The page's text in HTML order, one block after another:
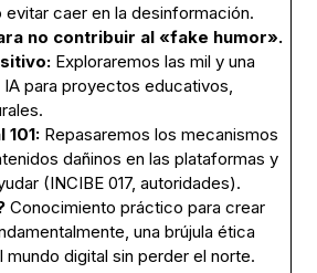
caer en la desinformación.
no contribuir al «fake humor».
Exploraremos las mil y una
para proyectos educativos,
101:Repasaremos los mecanismos
dañinos en las plataformas y
(INCIBE 017, autoridades).
Conocimiento práctico para crear
una brújula ética
mundo digital sin perder el norte.